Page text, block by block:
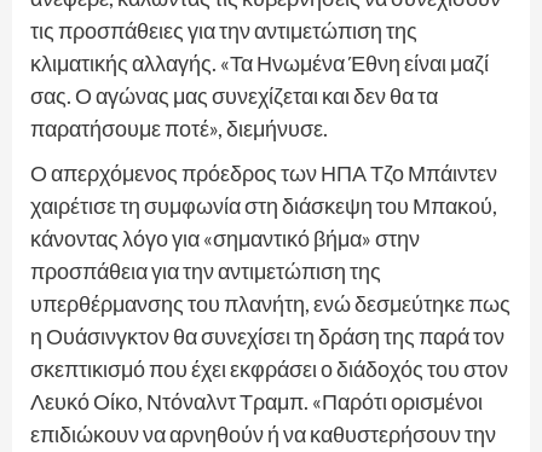
τις προσπάθειες για την αντιμετώπιση της
κλιματικής αλλαγής. «Τα Ηνωμένα Έθνη είναι μαζί
σας. Ο αγώνας μας συνεχίζεται και δεν θα τα
παρατήσουμε ποτέ», διεμήνυσε.
Ο απερχόμενος πρόεδρος των ΗΠΑ Τζο Μπάιντεν
χαιρέτισε τη συμφωνία στη διάσκεψη του Μπακού,
κάνοντας λόγο για «σημαντικό βήμα» στην
προσπάθεια για την αντιμετώπιση της
υπερθέρμανσης του πλανήτη, ενώ δεσμεύτηκε πως
η Ουάσινγκτον θα συνεχίσει τη δράση της παρά τον
σκεπτικισμό που έχει εκφράσει ο διάδοχός του στον
Λευκό Οίκο, Ντόναλντ Τραμπ. «Παρότι ορισμένοι
επιδιώκουν να αρνηθούν ή να καθυστερήσουν την